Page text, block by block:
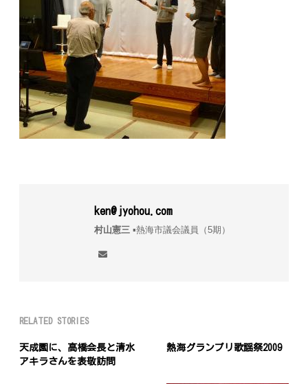
ken@jyohou.com
村山憲三▪︎熱海市議会議員（5期）
RELATED STORIES
天成園に、高橋会長と清水
アキラさんを表敬訪問
熱海グランプリ歌謡祭2009